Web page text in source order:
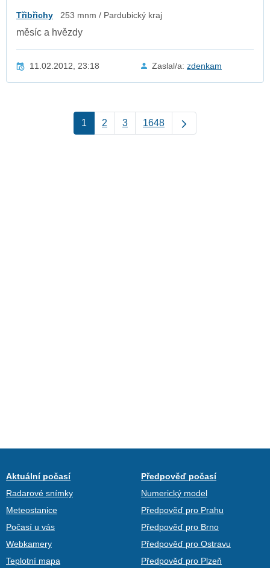
Třibřichy 253 mnm / Pardubický kraj
měsíc a hvězdy
11.02.2012, 23:18 Zaslal/a: zdenkam
1 2 3 1648
Aktuální počasí
Radarové snímky
Meteostanice
Počasí u vás
Webkamery
Teplotní mapa
Předpověď počasí
Numerický model
Předpověď pro Prahu
Předpověď pro Brno
Předpověď pro Ostravu
Předpověď pro Plzeň